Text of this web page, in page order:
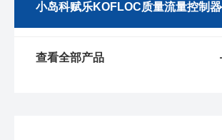
小岛科赋乐KOFLOC质量流量控制器
查看全部产品